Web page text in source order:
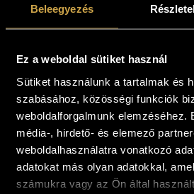
Beleegyezés
Ez a weboldal sütiket használ
Sütiket használunk a tartalmak és
szabásához, közösségi funkciók
weboldalforgalmunk elemzéséhez.
média-, hirdető- és elemező
weboldalhasználatra vonatkozó
adatokat más olyan adatokkal,
számukra vagy az Ön által